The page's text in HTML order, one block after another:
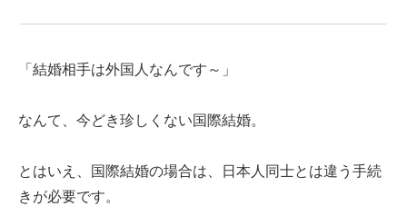
「結婚相手は外国人なんです～」
なんて、今どき珍しくない国際結婚。
とはいえ、国際結婚の場合は、日本人同士とは違う手続
きが必要です。